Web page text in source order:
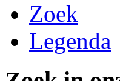
Zoek
Legenda